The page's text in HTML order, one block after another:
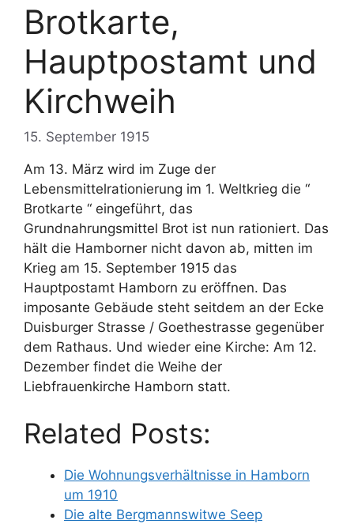
Brotkarte,
Hauptpostamt und
Kirchweih
15. September 1915
Am 13. März wird im Zuge der
Lebensmittelrationierung im 1. Weltkrieg die “
Brotkarte “ eingeführt, das
Grundnahrungsmittel Brot ist nun rationiert. Das
hält die Hamborner nicht davon ab, mitten im
Krieg am 15. September 1915 das
Hauptpostamt Hamborn zu eröffnen. Das
imposante Gebäude steht seitdem an der Ecke
Duisburger Strasse / Goethestrasse gegenüber
dem Rathaus. Und wieder eine Kirche: Am 12.
Dezember findet die Weihe der
Liebfrauenkirche Hamborn statt.
Related Posts:
Die Wohnungsverhältnisse in Hamborn
um 1910
Die alte Bergmannswitwe Seep